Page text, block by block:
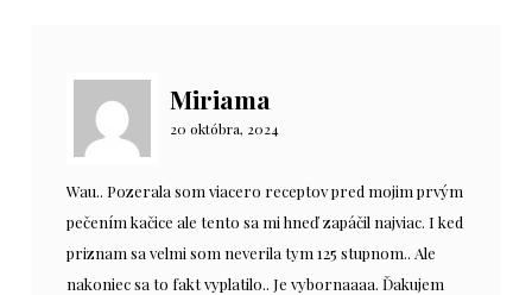
Miriama
20 októbra, 2024
Wau.. Pozerala som viacero receptov pred mojim prvým
pečením kačice ale tento sa mi hneď zapáčil najviac. I ked
priznam sa velmi som neverila tym 125 stupnom.. Ale
nakoniec sa to fakt vyplatilo.. Je vybornaaaa. Ďakujem